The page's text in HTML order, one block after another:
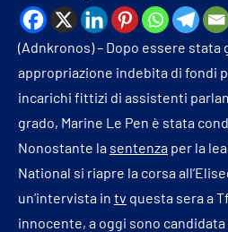
(Adnkronos) – Dopo essere
appropriazione indebita di fondi
incarichi fittizi di assistenti
grado, Marine Le Pen è stata
Nonostante la sentenza per la
National si riapre la corsa
un’intervista in tv questa sera a
innocente, a oggi sono candidata